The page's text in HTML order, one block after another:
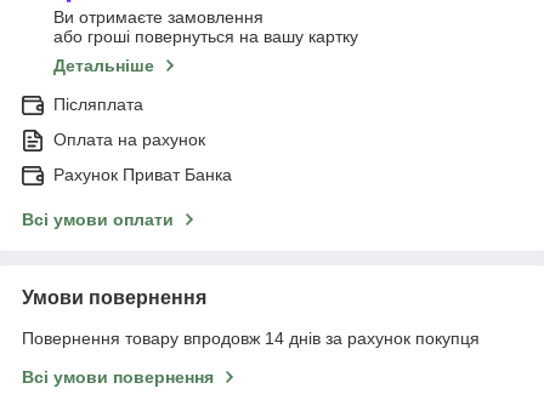
Ви отримаєте замовлення
або гроші повернуться на вашу картку
Детальніше
Післяплата
Оплата на рахунок
Рахунок Приват Банка
Всі умови оплати
Умови повернення
Повернення товару впродовж 14 днів за рахунок покупця
Всі умови повернення